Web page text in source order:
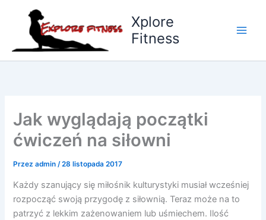
Xplore
Fitness
Jak wyglądają początki
ćwiczeń na siłowni
Przezadmin/28 listopada 2017
Każdy szanujący się miłośnik kulturystyki musiał wcześniej
rozpocząć swoją przygodę z siłownią. Teraz może na to
patrzyć z lekkim zażenowaniem lub uśmiechem. Ilość